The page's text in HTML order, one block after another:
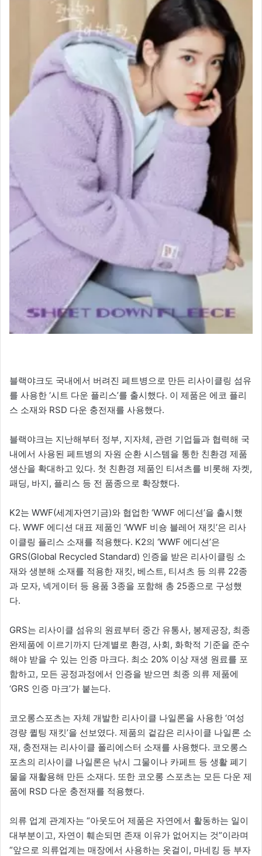
블랙야크도 국내에서 버려진 페트병으로 만든 리사이클링 섬유
를 사용한 ‘시트 다운 플리스’를 출시했다. 이 제품은 에코 플리
스 소재와 RSD 다운 충전재를 사용했다.
블랙야크는 지난해부터 정부, 지자체, 관련 기업들과 협력해 국
내에서 사용된 페트병의 자원 순환 시스템을 통한 친환경 제품
생산을 확대하고 있다. 첫 친환경 제품인 티셔츠를 비롯해 자켓,
패딩, 바지, 플리스 등 전 품종으로 확장했다.
K2는 WWF(세계자연기금)와 협업한 ‘WWF 에디션’을 출시했
다. WWF 에디션 대표 제품인 ‘WWF 비숑 블레어 재킷’은 리사
이클링 플리스 소재를 적용했다. K2의 ‘WWF 에디션’은
GRS(Global Recycled Standard) 인증을 받은 리사이클링 소
재와 생분해 소재를 적용한 재킷, 베스트, 티셔츠 등 의류 22종
과 모자, 넥게이터 등 용품 3종을 포함해 총 25종으로 구성했
다.
GRS는 리사이클 섬유의 원료부터 중간 유통사, 봉제공장, 최종
완제품에 이르기까지 단계별로 환경, 사회, 화학적 기준을 준수
해야 받을 수 있는 인증 마크다. 최소 20% 이상 재생 원료를 포
함하고, 모든 공정과정에서 인증을 받으면 최종 의류 제품에
‘GRS 인증 마크’가 붙는다.
코오롱스포츠는 자체 개발한 리사이클 나일론을 사용한 ‘여성
경량 퀼팅 재킷’을 선보였다. 제품의 겉감은 리사이클 나일론 소
재, 충전재는 리사이클 폴리에스터 소재를 사용했다. 코오롱스
포츠의 리사이클 나일론은 낚시 그물이나 카페트 등 생활 폐기
물을 재활용해 만든 소재다. 또한 코오롱 스포츠는 모든 다운 제
품에 RSD 다운 충전재를 적용했다.
의류 업계 관계자는 “아웃도어 제품은 자연에서 활동하는 일이
대부분이고, 자연이 훼손되면 존재 이유가 없어지는 것”이라며
“앞으로 의류업계는 매장에서 사용하는 옷걸이, 마네킹 등 부자